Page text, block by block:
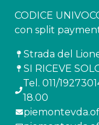
CODICE
con split
Strada del
SI RICEVE
Tel. 011/
18.00